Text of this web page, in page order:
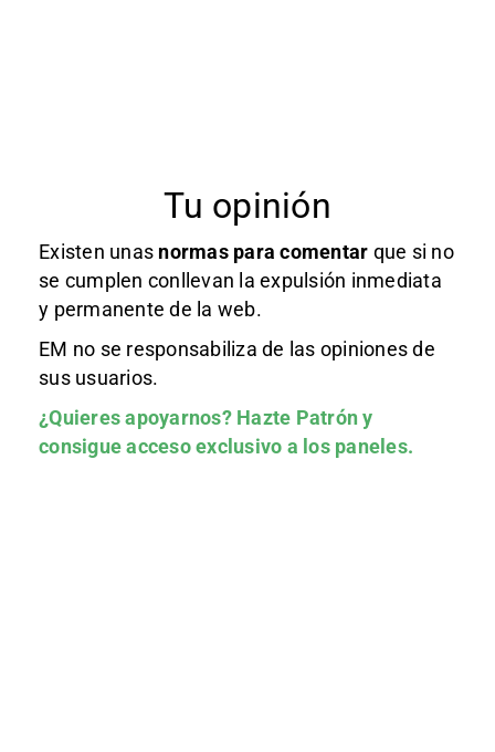
Tu opinión
Existen unas normas para comentar que si no
se cumplen conllevan la expulsión inmediata
y permanente de la web.
EM no se responsabiliza de las opiniones de
sus usuarios.
¿Quieres apoyarnos? Hazte Patróny
consigue acceso exclusivo a los paneles.